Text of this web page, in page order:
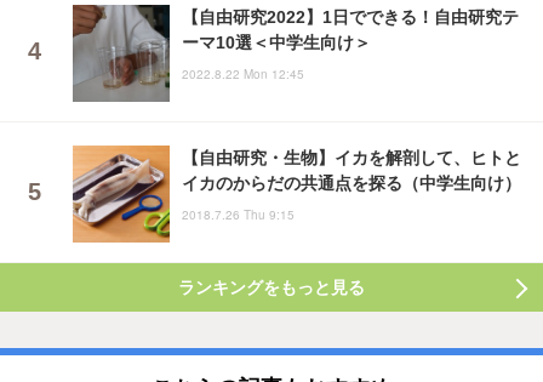
【自由研究2022】1日でできる！自由研究テ
ーマ10選＜中学生向け＞
2022.8.22 Mon 12:45
【自由研究・生物】イカを解剖して、ヒトと
イカのからだの共通点を探る（中学生向け）
2018.7.26 Thu 9:15
ランキングをもっと見る